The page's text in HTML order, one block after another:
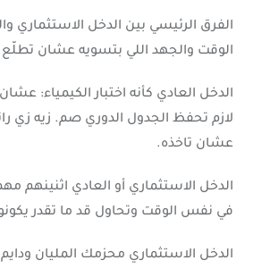
الفرق الرئيسي بين الدخل الاستثماري
الوقت والجهد اللي بتسويه عشان
الدخل العادي كأنه اختبار الكيمياء:
لازم تحفظ الجدول الدوري صم. زيه زي
عشان تاخذه.
الدخل الاستثماري أو العادي اثنينهم
في نفس الوقت وتحاول قد ما تقدر
الدخل الاستثماري محزمك المليان